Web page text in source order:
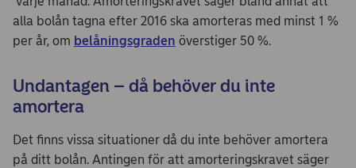
alla bolån tagna efter 2016 ska amorteras med minst 1 %
per år, om belåningsgraden överstiger 50 %.
Undantagen – då behöver du inte
amortera
Det finns vissa situationer då du inte behöver amortera
på ditt bolån. Antingen för att amorteringskravet säger